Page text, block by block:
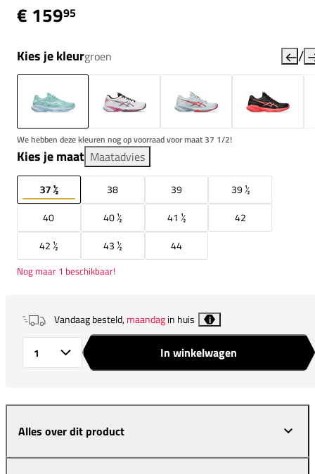
€ 15995
Kies je kleurgroen /
We hebben deze kleuren nog op voorraad voor maat 37 1/2!
Kies je maat Maatadvies
37 ½ 38 39
39 ½
40
40 ½ 41 ½
42
42 ½
43 ½ 44
Nog maar 1 beschikbaar!
Vandaag besteld,maandagin huis i
In winkelwagen
Alles over dit product